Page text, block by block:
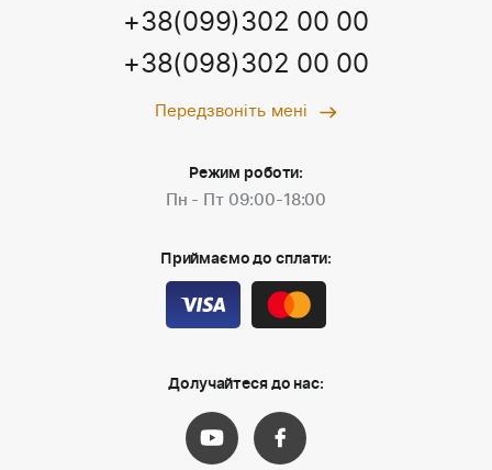
+38(099)302 00 00
+38(098)302 00 00
Передзвоніть мені
Режим роботи:
Пн - Пт 09:00-18:00
Приймаємо до сплати:
Долучайтеся до нас: